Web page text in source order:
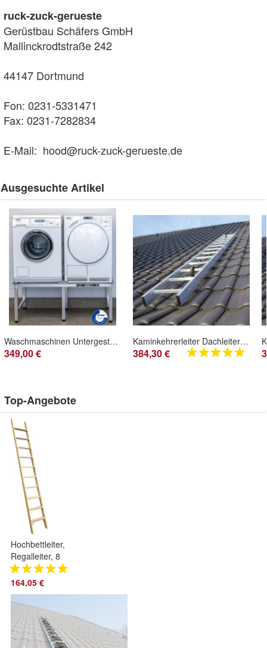
ruck-zuck-gerueste
Gerüstbau Schäfers GmbH
Mallinckrodtstraße 242
44147 Dortmund
Fon: 0231-5331471
Fax: 0231-7282834
E-Mail: hood@ruck-zuck-gerueste.de
Ausgesuchte Artikel
Waschmaschinen Untergestell Doppel Alu 50 cm hoch TÜV - geprüft extrem robust
349,00 €
Kaminkehrerleiter Dachleiter Nr. 74324 Alu 6,72 m 24 Sprossen
384,30 €
Top-Angebote
Hochbettleiter,
Regalleiter, 8
Stufen, für senkr.
Höhe von 2,11 m
164,05 €